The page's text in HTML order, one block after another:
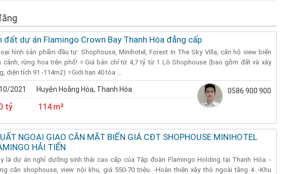
đất dự án Flamingo Crown Bay Thanh Hóa đẳng cấp
hình sản phẩm đầu tư: Shophouse, Minihotel, Forest In The Sky Villa, căn hộ view biển
cảnh, rừng hoa trên phố! ⭐️Giá bán chỉ từ 4,7 tỷ từ 1 Lô Shophouse (bao gồm đất và xây
diện tích 91 -114m2) ⭐️Giới hạn 40 tòa ...
2021 Huyện Hoằng Hóa, Thanh Hóa
tỷ 114 m²
0586 900 900
NGOẠI GIAO CĂN MẶT BIỂN GIÁ CĐT SHOPHOUSE MINIHOTEL
HẢI TIẾN
là dự án nghỉ dưỡng sinh thái cao cấp của Tập đoàn Flamingo Holding tại Thanh Hóa. -
căn shophouse, view nội khu, giá 550-70 triệu. -Hoàn thiện xây thô ngoài tầng 4. -Khu